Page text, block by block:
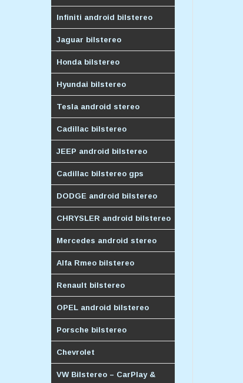
Infiniti android bilstereo
Jaguar bilstereo
Honda bilstereo
Hyundai bilstereo
Tesla android stereo
Cadillac bilstereo
JEEP android bilstereo
Cadillac bilstereo gps
DODGE android bilstereo
CHRYSLER android bilstereo
Mercedes android stereo
Alfa Rmeo bilstereo
Renault bilstereo
OPEL android bilstereo
Porsche bilstereo
Chevrolet
VW Bilstereo – CarPlay &